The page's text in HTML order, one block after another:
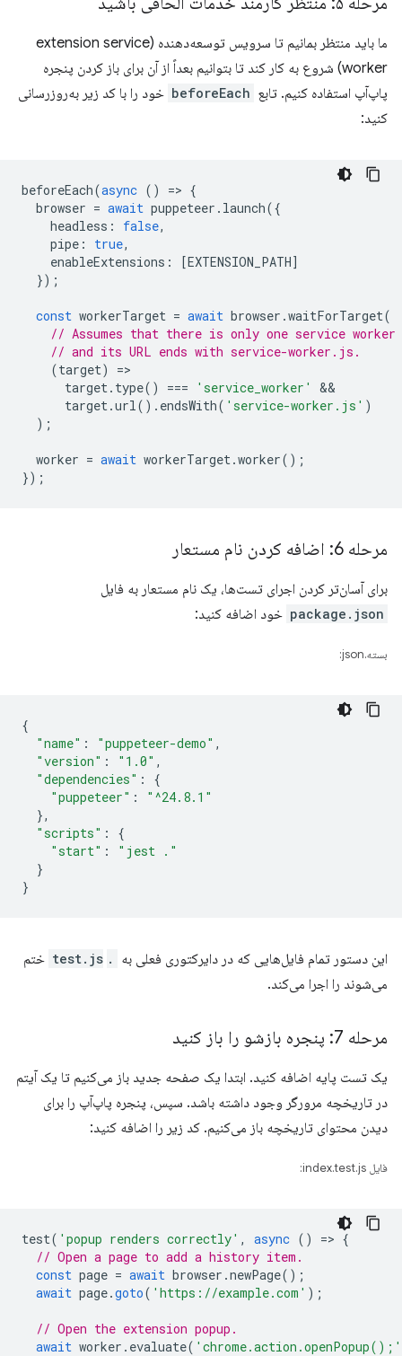
ما باید منتظر بمانیم تا سرویس توسعه‌دهنده (extension service
worker) شروع به کار کند تا بتوانیم بعداً از آن برای باز کردن پنجره
پاپ‌آپ استفاده کنیم. تابع beforeEach خود را با کد زیر به‌روزرسانی
کنید:
beforeEach(async () => {
browser = await puppeteer . launch({
headless : false,
pipe : true,
enableExtensions : [EXTENSION_PATH]
});
const workerTarget = await browser .waitForTarget(
// Assumes that there is only one service worker
// and its URL ends with service-worker.js.
(target) =
target. type() === 'service_worker'
target.url(). endsWith( 'service-worker.js' )
);
worker = await workerTarget.worker();
});
مرحله 6: اضافه کردن نام مستعار
برای آسان‌تر کردن اجرای تست‌ها، یک نام مستعار به فایل
package.json خود اضافه کنید:
بسته.json:
{
"name" : "puppeteer-demo" ,
"version" : "1.0" ,
"dependencies" :
{
"puppeteer" :
"^24.8.1"
},
"scripts" :
{
"start" :
"jest ."
}
}
این دستور تمام فایل‌هایی که در دایرکتوری فعلی به .test.js
‎ ختم
می‌شوند را اجرا می‌کند.
مرحله 7: پنجره بازشو را باز کنید
یک تست پایه اضافه کنید. ابتدا یک صفحه جدید باز می‌کنیم تا یک آیتم
در تاریخچه مرورگر وجود داشته باشد. سپس، پنجره پاپ‌آپ را برای
دیدن محتوای تاریخچه باز می‌کنیم. کد زیر را اضافه کنید:
فایل index.test.js:
test( 'popup renders correctly' , async () => {
// Open a page to add a history item.
const page = await browser .newPage();
await page.goto( 'https://example.com' );
// Open the extension popup.
await worker . evaluate( 'chrome.action.openPopup();'